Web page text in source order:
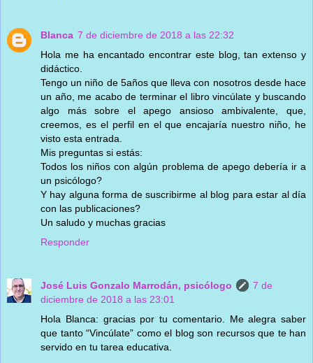
Blanca 7 de diciembre de 2018 a las 22:32
Hola me ha encantado encontrar este blog, tan extenso y
didáctico.
Tengo un niño de 5años que lleva con nosotros desde hace
un año, me acabo de terminar el libro vincúlate y buscando
algo más sobre el apego ansioso ambivalente, que,
creemos, es el perfil en el que encajaría nuestro niño, he
visto esta entrada.
Mis preguntas si estás:
Todos los niños con algún problema de apego debería ir a
un psicólogo?
Y hay alguna forma de suscribirme al blog para estar al día
con las publicaciones?
Un saludo y muchas gracias
Responder
José Luis Gonzalo Marrodán, psicólogo
7 de
diciembre de 2018 a las 23:01
Hola Blanca: gracias por tu comentario. Me alegra saber
que tanto “Vincúlate” como el blog son recursos que te han
servido en tu tarea educativa.